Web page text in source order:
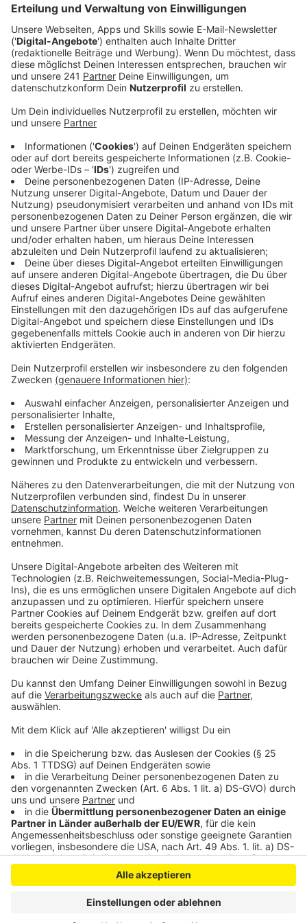
Anzeige
Invasive Insektenart bedroht heimische Tiere
Anzeige
Auch in Leverkusen verbreitet sich die Asiatische
Hornisse. Es ist eine invasive Art, die eine Bedrohung
für unsere heimischen Insekten ist. Die Stadt hat uns
mitgeteilt, dass auch in Leverkusen schon mehrere
Meldungen über Nester der asiatischen Hornisse
eingegangen sind.
Anzeige
Nester nicht selbständig entfernen
Anzeige
Die Tiere stellen für Menschen keine besondere
Gefahr dar, aber wenn ihr so ein Hornissen-Nest seht,
dann bitte nicht selbstständig entfernen. Die Nester
sind sehr groß und hängen hoch in den Bäumen. Die
Leverkusener Naturschutzbehörde rät allen
Bürgerinnen und Bürgern für die Beseitigung
Schädlingsbekämpfungsfirmen kommen zu lassen.
Anzeige
Weitere Meldungen aus Leverkusen
Anzeige
Vergleichsweise wenige Schrotträder in Leverkusen
So aktiv ist der Ordnungsdienst in Leverkusen
Bitteres Pokal-Aus für Bayer 04
Anzeige
Anzeige